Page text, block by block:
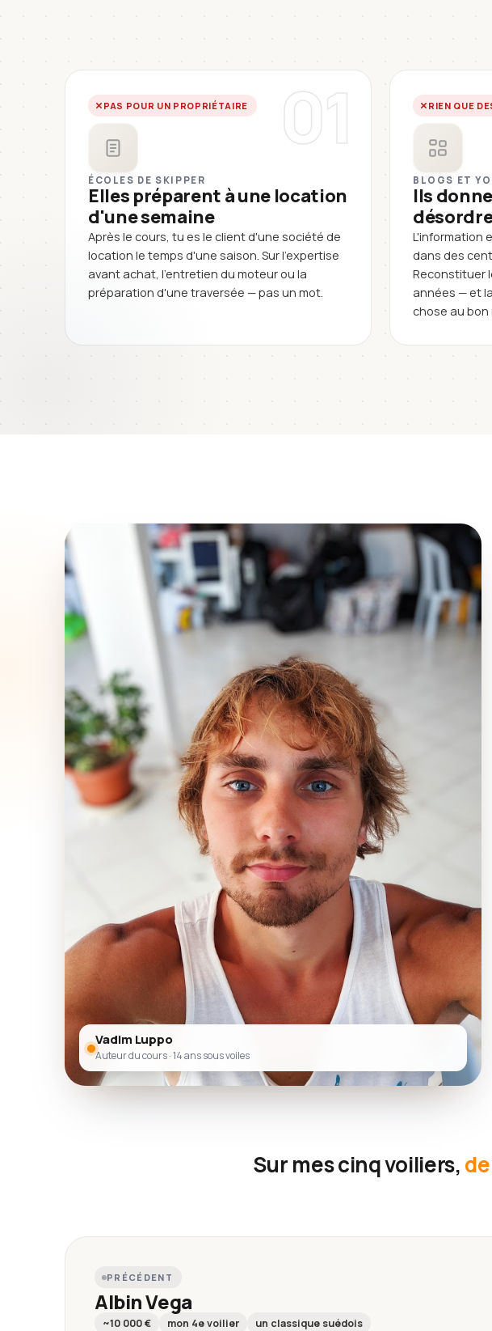
01
PAS POUR UN PROPRIÉTAIRE
ÉCOLES DE SKIPPER
Elles préparent à une location
d'une semaine
Après le cours, tu es le client d'une société de
location le temps d'une saison. Sur l'expertise
avant achat, l'entretien du moteur ou la
préparation d'une traversée — pas un mot.
RIEN QUE
BLOGS ET
Ils
L'information
dans des
Reconstituer
années — et
chose au bon
Vadim Luppo
Auteur du cours · 14 ans sous voiles
Sur mes cinq voiliers,
PRÉCÉDENT
Albin Vega
~10 000 € mon 4e voilier un classique suédois